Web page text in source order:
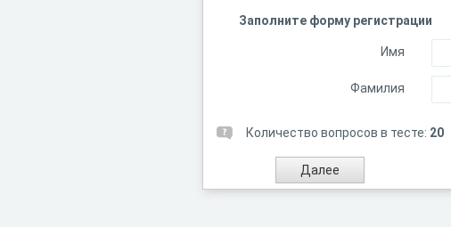
Заполните форму регистрации
Имя
Фамилия
Количество вопросов в тесте: 20